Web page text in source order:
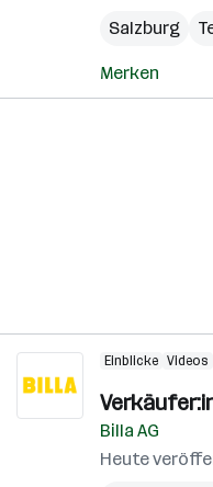
Salzburg
Merken
Einblicke Videos
Billa AG
Heute